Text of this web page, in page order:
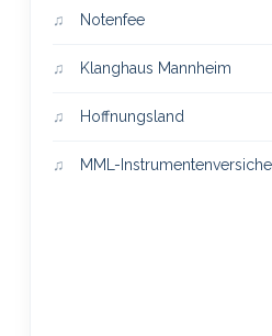
Notenfee
Klanghaus Mannheim
Hoffnungsland
MML-